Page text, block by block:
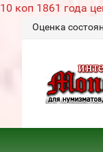
10 коп 1861 года
Оценка